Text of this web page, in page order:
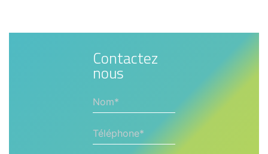
Contactez
nous
Nom*
Téléphone*